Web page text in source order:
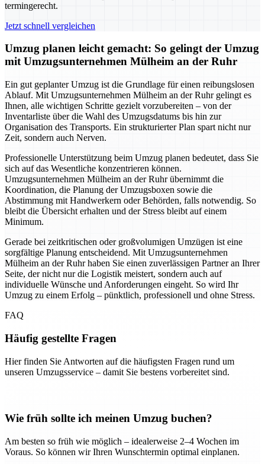
termingerecht.
Jetzt schnell vergleichen
Umzug planen leicht gemacht: So gelingt der Umzug
mit Umzugsunternehmen Mülheim an der Ruhr
Ein gut geplanter Umzug ist die Grundlage für einen reibungslosen
Ablauf. Mit Umzugsunternehmen Mülheim an der Ruhr gelingt es
Ihnen, alle wichtigen Schritte gezielt vorzubereiten – von der
Inventarliste über die Wahl des Umzugsdatums bis hin zur
Organisation des Transports. Ein strukturierter Plan spart nicht nur
Zeit, sondern auch Nerven.
Professionelle Unterstützung beim Umzug planen bedeutet, dass Sie
sich auf das Wesentliche konzentrieren können.
Umzugsunternehmen Mülheim an der Ruhr übernimmt die
Koordination, die Planung der Umzugsboxen sowie die
Abstimmung mit Handwerkern oder Behörden, falls notwendig. So
bleibt die Übersicht erhalten und der Stress bleibt auf einem
Minimum.
Gerade bei zeitkritischen oder großvolumigen Umzügen ist eine
sorgfältige Planung entscheidend. Mit Umzugsunternehmen
Mülheim an der Ruhr haben Sie einen zuverlässigen Partner an Ihrer
Seite, der nicht nur die Logistik meistert, sondern auch auf
individuelle Wünsche und Anforderungen eingeht. So wird Ihr
Umzug zu einem Erfolg – pünktlich, professionell und ohne Stress.
FAQ
Häufig gestellte Fragen
Hier finden Sie Antworten auf die häufigsten Fragen rund um
unseren Umzugsservice – damit Sie bestens vorbereitet sind.
Wie früh sollte ich meinen Umzug buchen?
Am besten so früh wie möglich – idealerweise 2–4 Wochen im
Voraus. So können wir Ihren Wunschtermin optimal einplanen.